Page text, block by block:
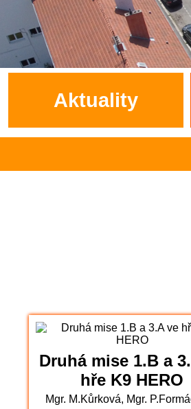
Aktuality
Druhá mise 1.B a
hře K9 HERO
Mgr. M.Kůrková, Mgr.